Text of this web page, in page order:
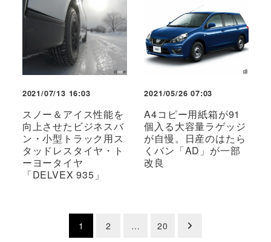
2021/07/13 16:03
スノー＆アイス性能を
向上させたビジネスバ
ン・小型トラック用ス
タッドレスタイヤ・ト
ーヨータイヤ
「DELVEX 935」
2021/05/26 07:03
A4コピー用紙箱が91
個入る大容量ラゲッジ
が自慢。日産のはたら
くバン「AD」が一部
改良
1 2 … 20